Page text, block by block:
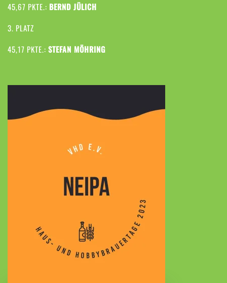
45,67 PKTE.: BERND JÜLICH
3. PLATZ
45,17 PKTE.: STEFAN MÖHRING